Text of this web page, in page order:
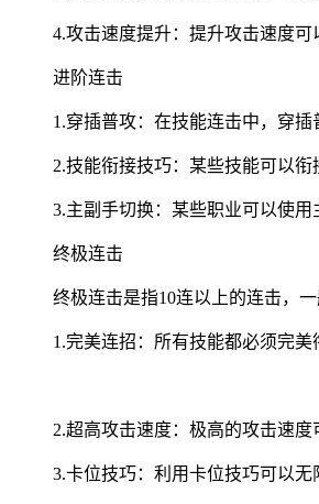
4.攻击速度提升：提升攻击速度可
进阶连击
1.穿插普攻：在技能连击中，穿
2.技能衔接技巧：某些技能可以
3.主副手切换：某些职业可以使
终极连击
终极连击是指10连以上的连击，
1.完美连招：所有技能都必须完美
2.超高攻击速度：极高的攻击速度
3.卡位技巧：利用卡位技巧可以无